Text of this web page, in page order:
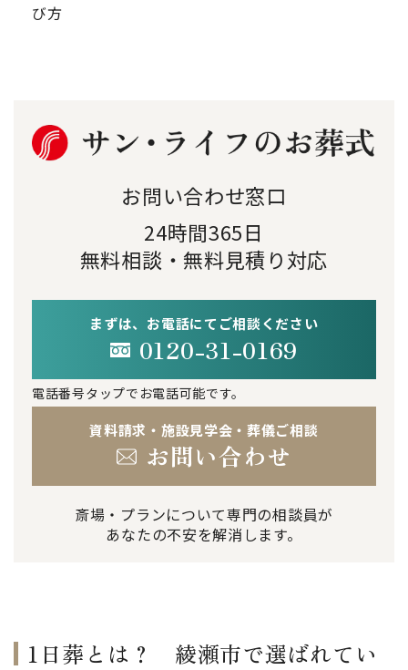
び方
お問い合わせ窓口
24時間365日
無料相談・無料見積り対応
まずは、お電話にてご相談ください
0120-31-0169
電話番号タップでお電話可能です。
資料請求・施設見学会・葬儀ご相談
お問い合わせ
斎場・プランについて専門の相談員が
あなたの不安を解消します。
1日葬とは？ 綾瀬市で選ばれてい